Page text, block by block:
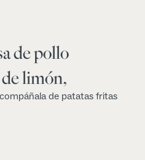
de pollo
limón,
de patatas fritas